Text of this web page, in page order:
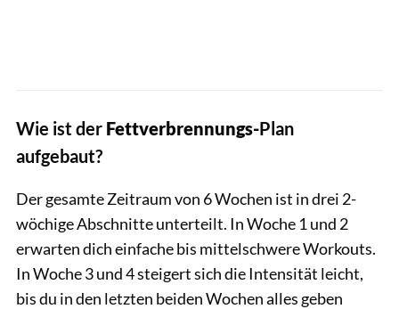
Wie ist der Fettverbrennungs-Plan
aufgebaut?
Der gesamte Zeitraum von 6 Wochen ist in drei 2-
wöchige Abschnitte unterteilt. In Woche 1 und 2
erwarten dich einfache bis mittelschwere Workouts.
In Woche 3 und 4 steigert sich die Intensität leicht,
bis du in den letzten beiden Wochen alles geben